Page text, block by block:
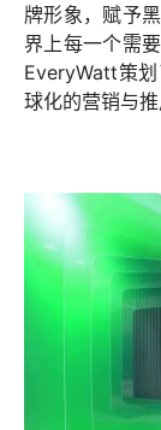
牌形象，赋予
界上每一个需
EveryWatt策
球化的营销与推